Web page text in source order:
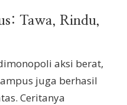
Tawa, Rindu,
aksi berat,
juga berhasil
Ceritanya